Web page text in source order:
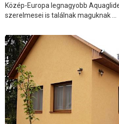
Közép-Europa legnagyobb
szerelmesei is találnak maguknak ...